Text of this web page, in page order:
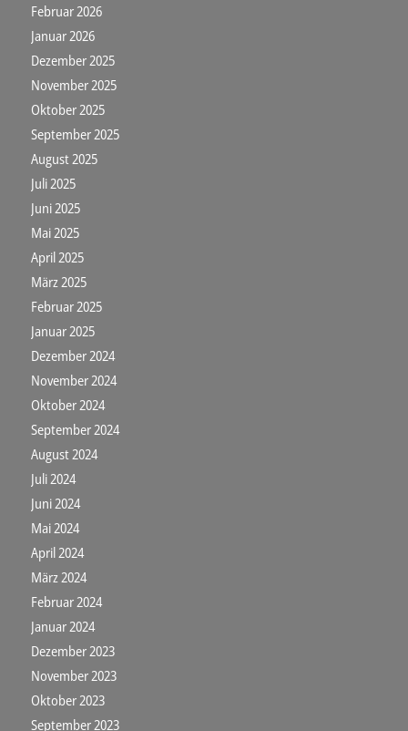
Februar 2026
Januar 2026
Dezember 2025
November 2025
Oktober 2025
September 2025
August 2025
Juli 2025
Juni 2025
Mai 2025
April 2025
März 2025
Februar 2025
Januar 2025
Dezember 2024
November 2024
Oktober 2024
September 2024
August 2024
Juli 2024
Juni 2024
Mai 2024
April 2024
März 2024
Februar 2024
Januar 2024
Dezember 2023
November 2023
Oktober 2023
September 2023